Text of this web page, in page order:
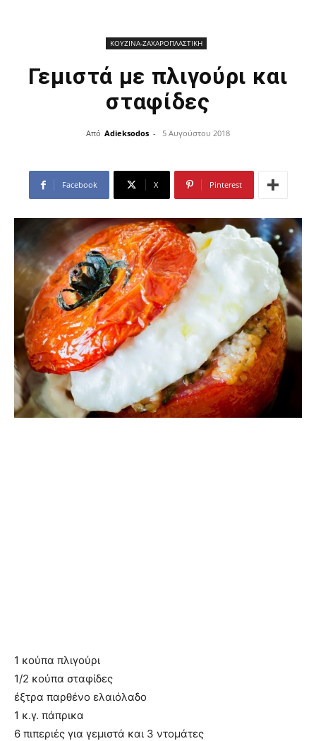
ΚΟΥΖΙΝΑ-ΖΑΧΑΡΟΠΛΑΣΤΙΚΗ
Γεμιστά με πλιγούρι και
σταφίδες
Από Adieksodos - 5 Αυγούστου 2018
Facebook X Pinterest
1 κούπα πλιγούρι
1/2 κούπα σταφίδες
έξτρα παρθένο ελαιόλαδο
1 κ.γ. πάπρικα
6 πιπεριές για γεμιστά και 3 ντομάτες